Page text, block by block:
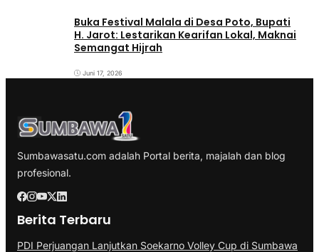
Buka Festival Malala di Desa Poto, Bupati
H. Jarot: Lestarikan Kearifan Lokal, Maknai
Semangat Hijrah
Juni 17, 2026
Sumbawasatu.com adalah Portal berita, majalah dan blog
profesional.
Berita Terbaru
PDI Perjuangan Lanjutkan Soekarno Volley Cup di Sumbawa